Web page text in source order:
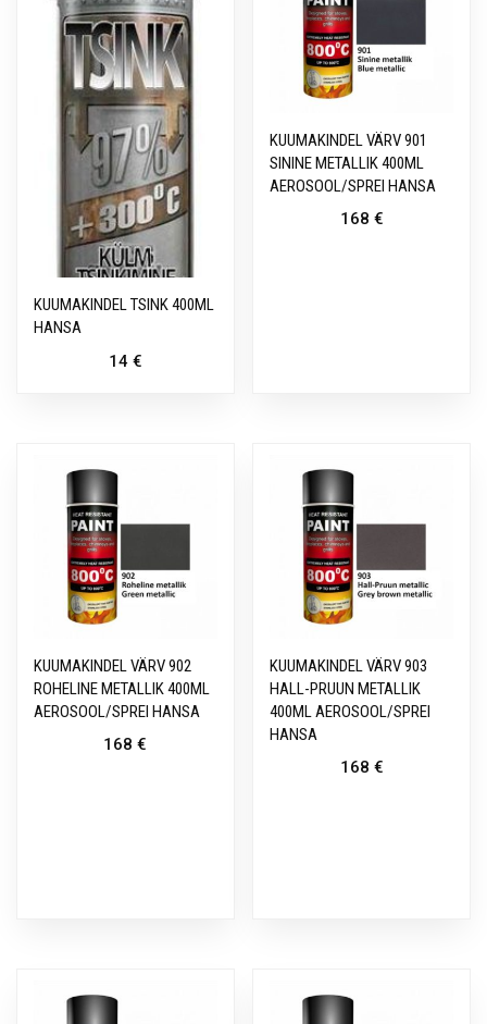
KUUMAKINDEL TSINK 400ML
HANSA
14 €
KUUMAKINDEL VÄRV 901
SININE METALLIK 400ML
AEROSOOL/SPREI HANSA
168 €
KUUMAKINDEL VÄRV 902
ROHELINE METALLIK 400ML
AEROSOOL/SPREI HANSA
168€
KUUMAKINDEL VÄRV 903
HALL-PRUUN METALLIK
400ML AEROSOOL/SPREI
HANSA
168 €